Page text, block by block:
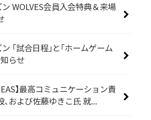
WOLVES会員入会特典＆来場
「試合日程」と「ホームゲーム
らせ
】最高コミュニケーション責
、および佐藤ゆきこ氏 就...